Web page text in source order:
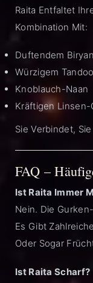
Raita Entfaltet
Kombination Mit:
Duftendem
Würzigem
Knoblauch-Naan
Kräftigen Linsen-
Sie Verbindet,
FAQ –
Ist Raita Immer
Nein. Die
Es Gibt
Oder Sogar
Ist Raita Scharf?